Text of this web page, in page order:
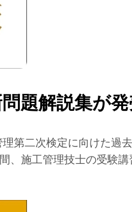
題解説集が
第二次検定に向けた過
、施工管理技士の受験